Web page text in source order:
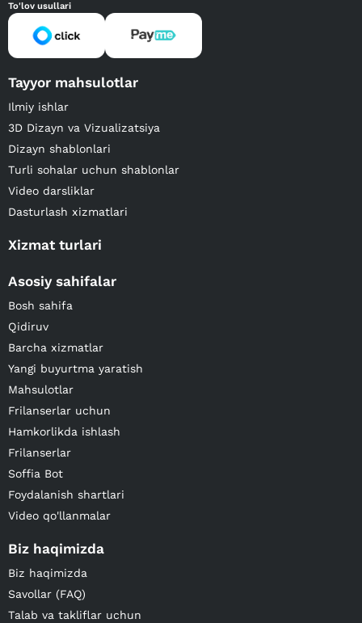
To'lov usullari
Tayyor mahsulotlar
Ilmiy ishlar
3D Dizayn va Vizualizatsiya
Dizayn shablonlari
Turli sohalar uchun shablonlar
Video darsliklar
Dasturlash xizmatlari
Xizmat turlari
Asosiy sahifalar
Bosh sahifa
Qidiruv
Barcha xizmatlar
Yangi buyurtma yaratish
Mahsulotlar
Frilanserlar uchun
Hamkorlikda ishlash
Frilanserlar
Soffia Bot
Foydalanish shartlari
Video qo'llanmalar
Biz haqimizda
Biz haqimizda
Savollar (FAQ)
Talab va takliflar uchun